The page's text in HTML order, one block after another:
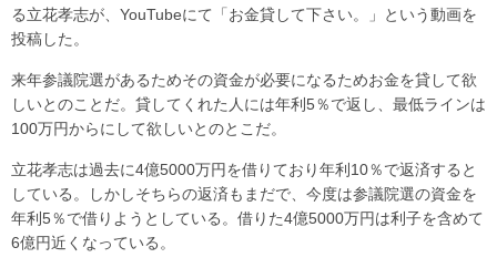
る立花孝志が、YouTubeにて「お金貸して下さい。」という動画を
投稿した。
来年参議院選があるためその資金が必要になるためお金を貸して欲
しいとのことだ。貸してくれた人には年利5％で返し、最低ラインは
100万円からにして欲しいとのとこだ。
立花孝志は過去に4億5000万円を借りており年利10％で返済すると
している。しかしそちらの返済もまだで、今度は参議院選の資金を
年利5％で借りようとしている。借りた4億5000万円は利子を含めて
6億円近くなっている。